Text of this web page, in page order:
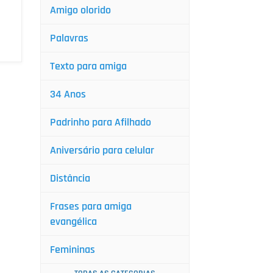
Amigo olorido
Palavras
Texto para amiga
34 Anos
Padrinho para Afilhado
Aniversário para celular
Distância
Frases para amiga
evangélica
Femininas